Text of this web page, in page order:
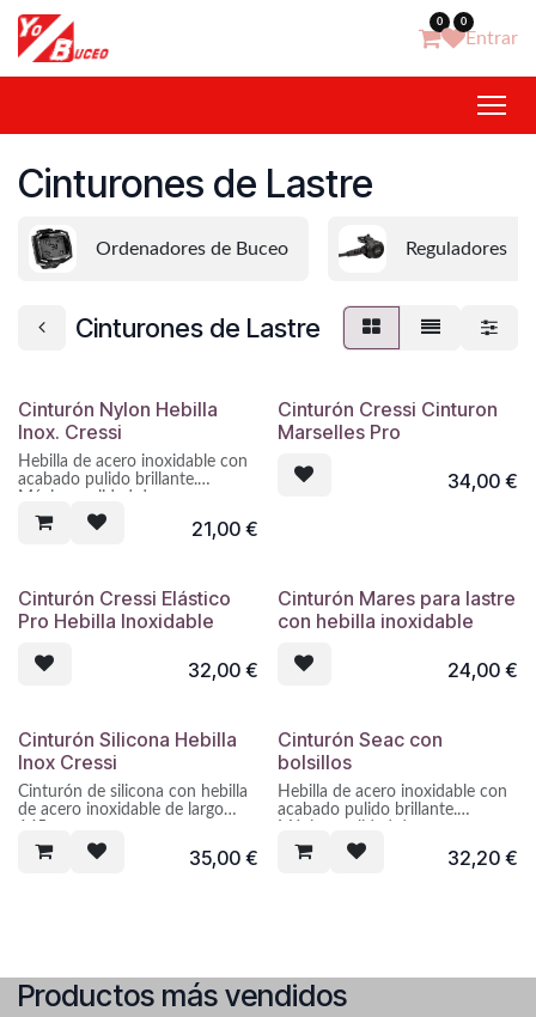
Ir al contenido 0 0
Entrar
Cinturones de Lastre
Ordenadores de Buceo Reguladores
Cinturones de Lastre
Cinturón Nylon Hebilla
Inox. Cressi
Hebilla de acero inoxidable con
acabado pulido brillante.
construcción: plancha de 1,2
mm de espesor, cantos
Logotipo estampado.
Cincha en nylon trenzado muy
Ensamblaje con la hebilla
Longitud: 130 cm.
21,00€
Cinturón Cressi Cinturon
Marselles Pro
34,00€
Cinturón Cressi Elástico
Pro Hebilla Inoxidable
32,00€
Cinturón Mares para lastre
con hebilla inoxidable
24,00€
Cinturón Silicona Hebilla
Inox Cressi
Cinturón de silicona con hebilla
de acero inoxidable de largo
35,00€
Cinturón Seac con
bolsillos
Hebilla de acero inoxidable con
acabado pulido brillante.
construcción: plancha de 1,2
mm de espesor, cantos
Ensamblaje con la hebilla
32,20€
Productos más vendidos